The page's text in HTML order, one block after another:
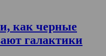
как черные
галактики